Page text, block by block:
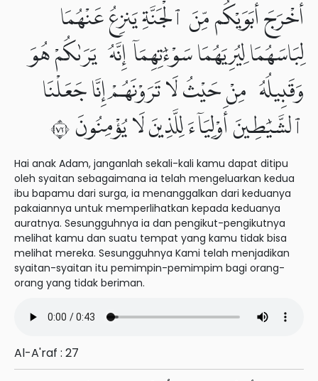
أَخْرَجَ أَبَوَيْكُم مِّنَ ٱلْجَنَّةِ يَنزِعُ عَنْهُمَا
لِبَاسَهُمَا لِيُرِيَهُمَا سَوْءَٰتِهِمَآ إِنَّهُۥ يَرَىٰكُمْ هُوَ
وَقَبِيلُهُۥ مِنْ حَيْثُ لَا تَرَوْنَهُمْ إِنَّا جَعَلْنَا
ٱلشَّيَٰطِينَ أَوْلِيَآءَ لِلَّذِينَ لَا يُؤْمِنُونَ ٢٧
Hai anak Adam, janganlah sekali-kali kamu dapat ditipu
oleh syaitan sebagaimana ia telah mengeluarkan kedua
ibu bapamu dari surga, ia menanggalkan dari keduanya
pakaiannya untuk memperlihatkan kepada keduanya
auratnya. Sesungguhnya ia dan pengikut-pengikutnya
melihat kamu dan suatu tempat yang kamu tidak bisa
melihat mereka. Sesungguhnya Kami telah menjadikan
syaitan-syaitan itu pemimpin-pemimpim bagi orang-
orang yang tidak beriman.
Al-A'raf : 27